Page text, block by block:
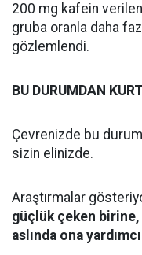
200 mg kafein
gruba oranla daha
gözlemlendi.
BU DURUMDAN
Çevrenizde bu
sizin elinizde.
Araştırmalar
güçlük çeken
aslında ona